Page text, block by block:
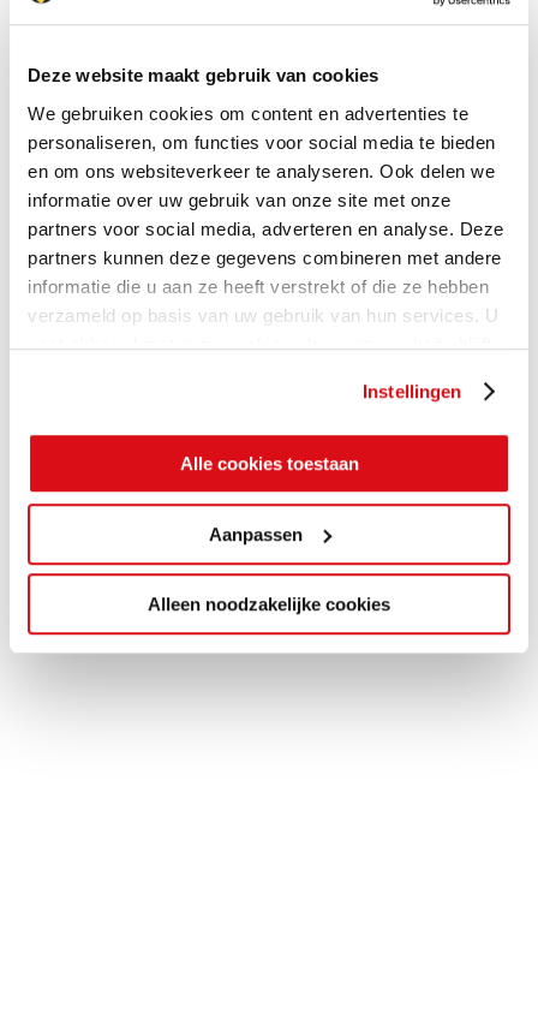
Deze website maakt gebruik van cookies
We gebruiken cookies om content en advertenties te
personaliseren, om functies voor social media te bieden
en om ons websiteverkeer te analyseren. Ook delen we
informatie over uw gebruik van onze site met onze
partners voor social media, adverteren en analyse. Deze
partners kunnen deze gegevens combineren met andere
informatie die u aan ze heeft verstrekt of die ze hebben
verzameld op basis van uw gebruik van hun services. U
gaat akkoord met onze cookies als u onze website blijft
Instellingen
Alle cookies toestaan
Aanpassen
Alleen noodzakelijke cookies